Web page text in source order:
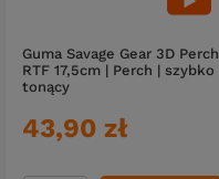
Guma Savage Gear 3D Perch
RTF 17,5cm | Perch | szybko
tonący
43,90 zł